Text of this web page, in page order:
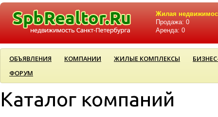
Жилая
Продажа: 0
Аренда: 0
ОБЪЯВЛЕНИЯ КОМПАНИИ ЖИЛЫЕ КОМПЛЕКСЫ
ФОРУМ
Каталог компаний